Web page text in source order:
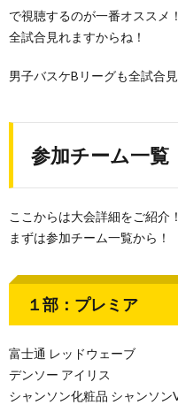
で視聴するのが一番オススメ！
全試合見れますからね！
男子バスケBリーグも全試合
参加チーム一覧
ここからは大会詳細をご紹介
まずは参加チーム一覧から！
１部：プレミア
富士通 レッドウェーブ
デンソー アイリス
シャンソン化粧品 シャンソン